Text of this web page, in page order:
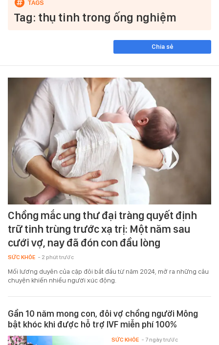
Tag: thụ tinh trong ống nghiệm
Chia sẻ
Chồng mắc ung thư đại tràng quyết định
trữ tinh trùng trước xạ trị: Một năm sau
cưới vợ, nay đã đón con đầu lòng
SỨC KHỎE - 2 phút trước
Mối lương duyên của cặp đôi bắt đầu từ năm 2024, mở ra những câu
chuyện khiến nhiều người xúc động.
Gần 10 năm mong con, đôi vợ chồng người Mông
bật khóc khi được hỗ trợ IVF miễn phí 100%
SỨC KHỎE - 7 ngày trước